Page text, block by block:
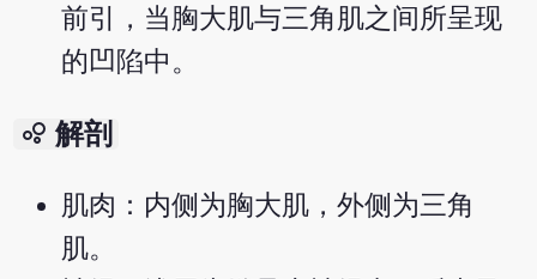
前引，当胸大肌与三角肌之间所呈现
的凹陷中。
bubble_chart 解剖
肌肉：内侧为胸大肌，外侧为三角
肌。